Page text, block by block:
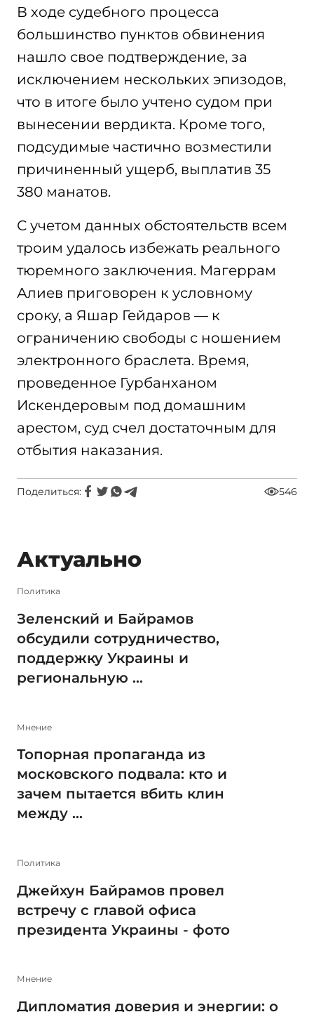
В ходе судебного процесса
большинство пунктов обвинения
нашло свое подтверждение, за
исключением нескольких эпизодов,
что в итоге было учтено судом при
вынесении вердикта. Кроме того,
подсудимые частично возместили
причиненный ущерб, выплатив 35
380 манатов.
С учетом данных обстоятельств всем
троим удалось избежать реального
тюремного заключения. Магеррам
Алиев приговорен к условному
сроку, а Яшар Гейдаров — к
ограничению свободы с ношением
электронного браслета. Время,
проведенное Гурбанханом
Искендеровым под домашним
арестом, суд счел достаточным для
отбытия наказания.
Поделиться: 546
Актуально
Политика
Зеленский и Байрамов
обсудили сотрудничество,
поддержку Украины и
региональную ...
Мнение
Топорная пропаганда из
московского подвала: кто и
зачем пытается вбить клин
между ...
Политика
Джейхун Байрамов провел
встречу с главой офиса
президента Украины - фото
Мнение
Дипломатия доверия и энергии: о